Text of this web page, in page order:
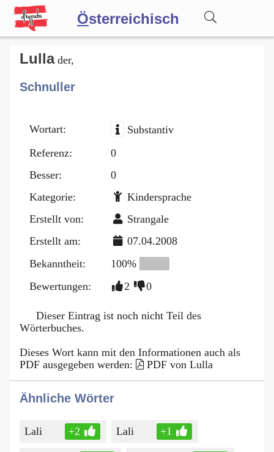
Österreichisch
Wörterbuch
Forum
Blog
Lullader,
Schnuller
Wortart:
Substantiv
Referenz:
0
Besser:
0
Kategorie:
Kindersprache
Erstellt von:
Strangale
Erstellt am:
07.04.2008
Bekanntheit:
100%
Bewertungen:
2 0
Dieser Eintrag ist noch nicht Teil des
Wörterbuches.
Dieses Wort kann mit den Informationen auch als
PDF ausgegeben werden:
PDF von Lulla
Ähnliche Wörter
Lali +2 Lali +1